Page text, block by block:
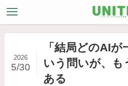
「結局どのAI
いう問いが、も
ある
2026
5/30